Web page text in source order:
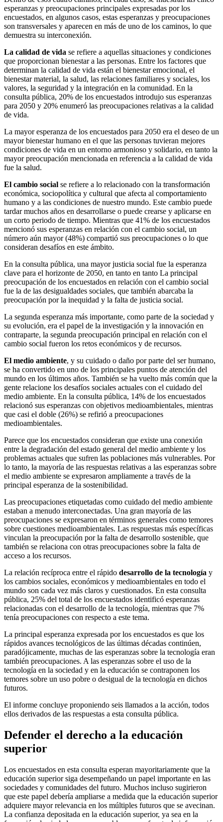
esperanzas y preocupaciones principales expresadas por los
encuestados, en algunos casos, estas esperanzas y preocupaciones
son transversales y aparecen en más de uno de los caminos, lo que
demuestra su interconexión.
La calidad de vida se refiere a aquellas situaciones y condiciones
que proporcionan bienestar a las personas. Entre los factores que
determinan la calidad de vida están el bienestar emocional, el
bienestar material, la salud, las relaciones familiares y sociales, los
valores, la seguridad y la integración en la comunidad. En la
consulta pública, 20% de los encuestados introdujo sus esperanzas
para 2050 y 20% enumeró las preocupaciones relativas a la calidad
de vida.
La mayor esperanza de los encuestados para 2050 era el deseo de un
mayor bienestar humano en el que las personas tuvieran mejores
condiciones de vida en un entorno armonioso y solidario, en tanto la
mayor preocupación mencionada en referencia a la calidad de vida
fue la salud.
El cambio social se refiere a lo relacionado con la transformación
económica, sociopolítica y cultural que afecta al comportamiento
humano y a las condiciones de nuestro mundo. Este cambio puede
tardar muchos años en desarrollarse o puede crearse y aplicarse en
un corto periodo de tiempo. Mientras que 41% de los encuestados
mencionó sus esperanzas en relación con el cambio social, un
número aún mayor (48%) compartió sus preocupaciones o lo que
consideran desafíos en este ámbito.
En la consulta pública, una mayor justicia social fue la esperanza
clave para el horizonte de 2050, en tanto en tanto La principal
preocupación de los encuestados en relación con el cambio social
fue la de las desigualdades sociales, que también abarcaba la
preocupación por la inequidad y la falta de justicia social.
La segunda esperanza más importante, como parte de la sociedad y
su evolución, era el papel de la investigación y la innovación en
contraparte, la segunda preocupación principal en relación con el
cambio social fueron los retos económicos y de recursos.
El medio ambiente, y su cuidado o daño por parte del ser humano,
se ha convertido en uno de los principales puntos de atención del
mundo en los últimos años. También se ha vuelto más común que la
gente relacione los desafíos sociales actuales con el cuidado del
medio ambiente. En la consulta pública, 14% de los encuestados
relacionó sus esperanzas con objetivos medioambientales, mientras
que casi el doble (26%) se refirió a preocupaciones
medioambientales.
Parece que los encuestados consideran que existe una conexión
entre la degradación del estado general del medio ambiente y los
problemas actuales que sufren las poblaciones más vulnerables. Por
lo tanto, la mayoría de las respuestas relativas a las esperanzas sobre
el medio ambiente se expresaron ampliamente a través de la
principal esperanza de la sostenibilidad.
Las preocupaciones etiquetadas como cuidado del medio ambiente
estaban a menudo interconectadas. Una gran mayoría de las
preocupaciones se expresaron en términos generales como temores
sobre cuestiones medioambientales. Las respuestas más específicas
vinculan la preocupación por la falta de desarrollo sostenible, que
también se relaciona con otras preocupaciones sobre la falta de
acceso a los recursos.
La relación recíproca entre el rápido desarrollo de la tecnología y
los cambios sociales, económicos y medioambientales en todo el
mundo son cada vez más claros y cuestionados. En esta consulta
pública, 25% del total de los encuestados identificó esperanzas
relacionadas con el desarrollo de la tecnología, mientras que 7%
tenía preocupaciones con respecto a este tema.
La principal esperanza expresada por los encuestados es que los
rápidos avances tecnológicos de las últimas décadas continúen,
paradójicamente, muchas de las esperanzas sobre la tecnología eran
también preocupaciones. A las esperanzas sobre el uso de la
tecnología en la sociedad y en la educación se contraponen los
temores sobre un uso pobre o desigual de la tecnología en dichos
futuros.
El informe concluye proponiendo seis llamados a la acción, todos
ellos derivados de las respuestas a esta consulta pública.
Defender el derecho a la educación
superior
Los encuestados en esta consulta esperan mayoritariamente que la
educación superior siga desempeñando un papel importante en las
sociedades y comunidades del futuro. Muchos incluso sugirieron
que este papel debería ampliarse a medida que la educación superior
adquiere mayor relevancia en los múltiples futuros que se avecinan.
La confianza depositada en la educación superior, ya sea en la